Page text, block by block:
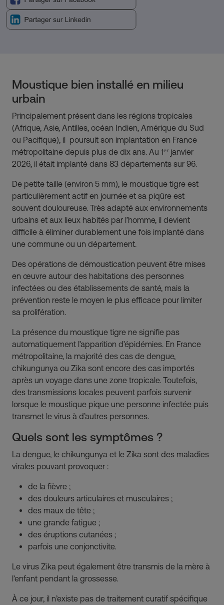
Moustique bien installé en milieu
urbain
Principalement présent dans les régions tropicales
(Afrique, Asie, Antilles, océan Indien, Amérique du Sud
ou Pacifique), il poursuit son implantation en France
métropolitaine depuis plus de dix ans. Au 1ᵉʳ janvier
2026, il était implanté dans 83 départements sur 96.
De petite taille (environ 5 mm), le moustique tigre est
particulièrement actif en journée et sa piqûre est
souvent douloureuse. Très adapté aux environnements
urbains et aux lieux habités par l’homme, il devient
difficile à éliminer durablement une fois implanté dans
une commune ou un département.
Des opérations de démoustication peuvent être mises
en œuvre autour des habitations des personnes
infectées ou des établissements de santé, mais la
prévention reste le moyen le plus efficace pour limiter
sa prolifération.
La présence du moustique tigre ne signifie pas
automatiquement l’apparition d’épidémies. En France
métropolitaine, la majorité des cas de dengue,
chikungunya ou Zika sont encore des cas importés
après un voyage dans une zone tropicale. Toutefois,
des transmissions locales peuvent parfois survenir
lorsque le moustique pique une personne infectée puis
transmet le virus à d’autres personnes.
Quels sont les symptômes ?
La dengue, le chikungunya et le Zika sont des maladies
virales pouvant provoquer :
de la fièvre ;
des douleurs articulaires et musculaires ;
des maux de tête ;
une grande fatigue ;
des éruptions cutanées ;
parfois une conjonctivite.
Le virus Zika peut également être transmis de la mère à
l’enfant pendant la grossesse.
À ce jour, il n’existe pas de traitement curatif spécifique